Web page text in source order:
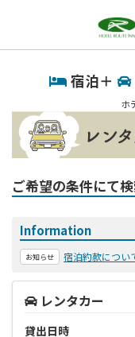
宿泊＋
ホ
ご希望の条件にて
Information
お知らせ 宿泊約款につい
レンタカー
貸出日時